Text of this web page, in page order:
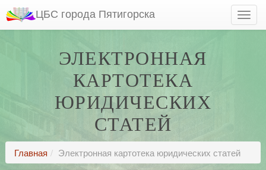
ЦБС города Пятигорска
ЭЛЕКТРОННАЯ
КАРТОТЕКА
ЮРИДИЧЕСКИХ
СТАТЕЙ
Главная Электронная картотека юридических статей